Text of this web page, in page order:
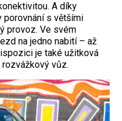
A díky
porovnání s většími
provoz. Ve svém
na jedno nabití – až
je také užitková
vůz.